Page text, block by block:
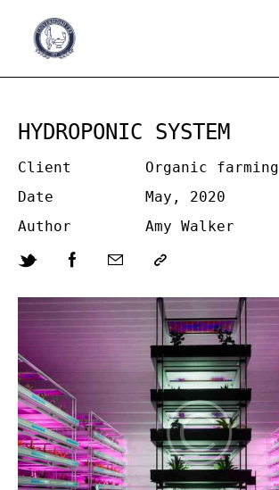
HYDROPONIC SYSTEM
Client
Organic farming
Date
May, 2020
Author
Amy Walker
Twitter-FacebookShare-Copy
to
clipboard